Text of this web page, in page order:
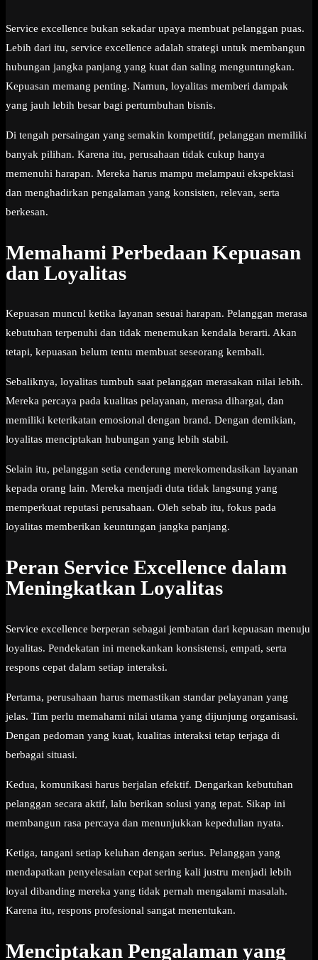
Service excellence bukan sekadar upaya membuat pelanggan puas.
Lebih dari itu, service excellence adalah strategi untuk membangun
hubungan jangka panjang yang kuat dan saling menguntungkan.
Kepuasan memang penting. Namun, loyalitas memberi dampak
yang jauh lebih besar bagi pertumbuhan bisnis.
Di tengah persaingan yang semakin kompetitif, pelanggan memiliki
banyak pilihan. Karena itu, perusahaan tidak cukup hanya
memenuhi harapan. Mereka harus mampu melampaui ekspektasi
dan menghadirkan pengalaman yang konsisten, relevan, serta
berkesan.
Memahami Perbedaan Kepuasan
dan Loyalitas
Kepuasan muncul ketika layanan sesuai harapan. Pelanggan merasa
kebutuhan terpenuhi dan tidak menemukan kendala berarti. Akan
tetapi, kepuasan belum tentu membuat seseorang kembali.
Sebaliknya, loyalitas tumbuh saat pelanggan merasakan nilai lebih.
Mereka percaya pada kualitas pelayanan, merasa dihargai, dan
memiliki keterikatan emosional dengan brand. Dengan demikian,
loyalitas menciptakan hubungan yang lebih stabil.
Selain itu, pelanggan setia cenderung merekomendasikan layanan
kepada orang lain. Mereka menjadi duta tidak langsung yang
memperkuat reputasi perusahaan. Oleh sebab itu, fokus pada
loyalitas memberikan keuntungan jangka panjang.
Peran Service Excellence dalam
Meningkatkan Loyalitas
Service excellence berperan sebagai jembatan dari kepuasan menuju
loyalitas. Pendekatan ini menekankan konsistensi, empati, serta
respons cepat dalam setiap interaksi.
Pertama, perusahaan harus memastikan standar pelayanan yang
jelas. Tim perlu memahami nilai utama yang dijunjung organisasi.
Dengan pedoman yang kuat, kualitas interaksi tetap terjaga di
berbagai situasi.
Kedua, komunikasi harus berjalan efektif. Dengarkan kebutuhan
pelanggan secara aktif, lalu berikan solusi yang tepat. Sikap ini
membangun rasa percaya dan menunjukkan kepedulian nyata.
Ketiga, tangani setiap keluhan dengan serius. Pelanggan yang
mendapatkan penyelesaian cepat sering kali justru menjadi lebih
loyal dibanding mereka yang tidak pernah mengalami masalah.
Karena itu, respons profesional sangat menentukan.
Menciptakan Pengalaman yang